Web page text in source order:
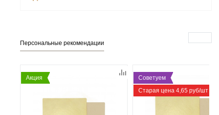
Персональные рекомендации
Акция
Советуем
Старая цена 4,65 руб/шт